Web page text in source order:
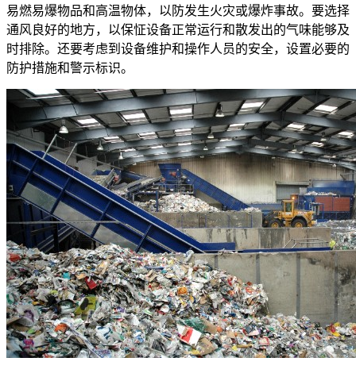
易燃易爆物品和高温物体，以防发生火灾或爆炸事故。要选择
通风良好的地方，以保怔设备正常运行和散发出的气味能够及
时排除。还要考虑到设备维护和操作人员的安全，设置必要的
防护措施和警示标识。